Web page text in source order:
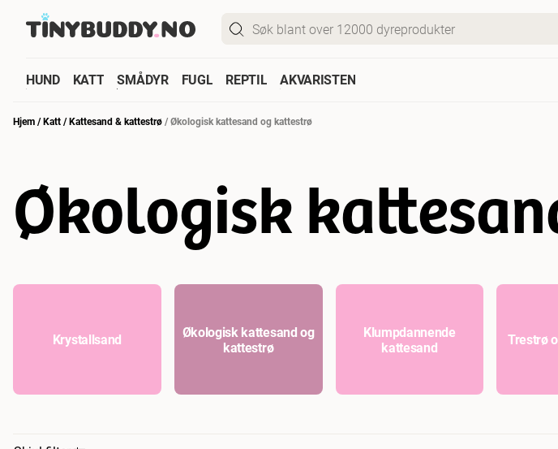
HUND KATT SMÅDYR FUGL REPTIL AKVARISTEN
Hjem/Katt/Kattesand & kattestrø/Økologisk kattesand og kattestrø
Økologisk
Krystallsand
Økologisk kattesand og
kattestrø
Klumpdannende
kattesand
Trestrø